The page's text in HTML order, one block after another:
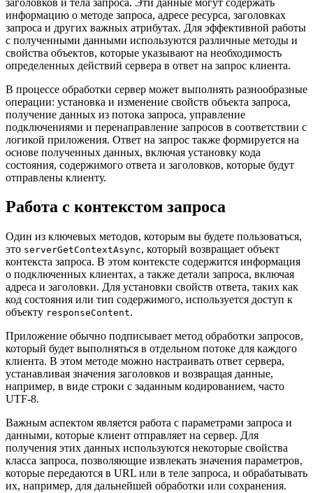
информацию о методе запроса, адресе ресурса, заголовках
запроса и других важных атрибутах. Для эффективной работы
с полученными данными используются различные методы и
свойства объектов, которые указывают на необходимость
определенных действий сервера в ответ на запрос клиента.
В процессе обработки сервер может выполнять разнообразные
операции: установка и изменение свойств объекта запроса,
получение данных из потока запроса, управление
подключениями и перенаправление запросов в соответствии с
логикой приложения. Ответ на запрос также формируется на
основе полученных данных, включая установку кода
состояния, содержимого ответа и заголовков, которые будут
отправлены клиенту.
Работа с контекстом запроса
Один из ключевых методов, которым вы будете пользоваться,
это serverGetContextAsync, который возвращает объект
контекста запроса. В этом контексте содержится информация
о подключенных клиентах, а также детали запроса, включая
адреса и заголовки. Для установки свойств ответа, таких как
код состояния или тип содержимого, используется доступ к
объекту responseContent.
Приложение обычно подписывает метод обработки запросов,
который будет выполняться в отдельном потоке для каждого
клиента. В этом методе можно настраивать ответ сервера,
устанавливая значения заголовков и возвращая данные,
например, в виде строки с заданным кодированием, часто
UTF-8.
Важным аспектом является работа с параметрами запроса и
данными, которые клиент отправляет на сервер. Для
получения этих данных используются некоторые свойства
класса запроса, позволяющие извлекать значения параметров,
которые передаются в URL или в теле запроса, и обрабатывать
их, например, для дальнейшей обработки или сохранения.